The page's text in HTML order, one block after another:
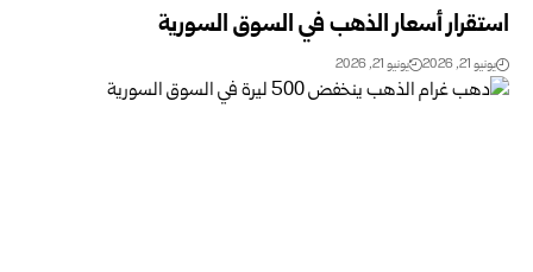
استقرار أسعار الذهب في السوق السورية‎ ‎
يونيو 21, 2026 يونيو 21, 2026